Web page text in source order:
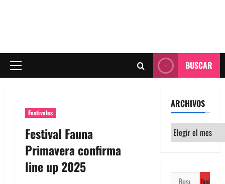
Menú
BUSCAR
Festivales
Festival Fauna
Primavera confirma
line up 2025
ARCHIVOS
Archivos
Buscar: